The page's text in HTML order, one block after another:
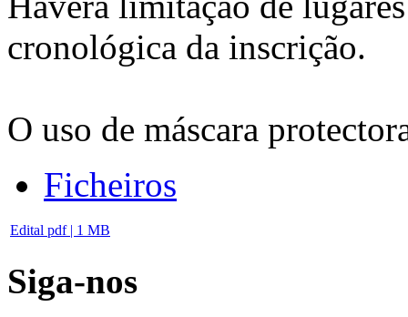
cronológica da inscrição.
O uso de máscara
Ficheiros
Edital pdf | 1 MB
Siga-nos